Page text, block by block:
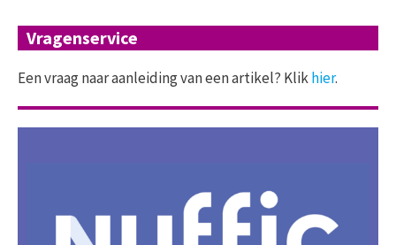
Vragenservice
Een vraag naar aanleiding van een artikel? Klikhier.